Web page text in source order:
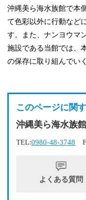
沖縄美ら海水族館で本
て色彩以外に行動など
す。また、ナンヨウマ
施設である当館では、
の保存に取り組んでい
このページに関
沖縄美ら海水族館
TEL:0980-48-3748
よくある質問